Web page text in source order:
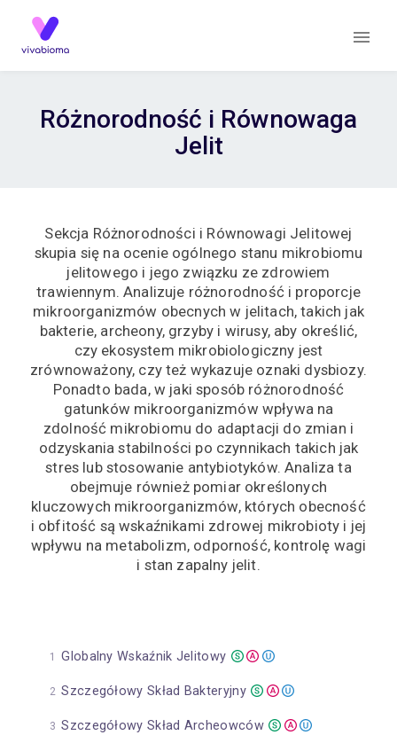
Różnorodność i Równowaga
Jelit
Sekcja Różnorodności i Równowagi Jelitowej
skupia się na ocenie ogólnego stanu mikrobiomu
jelitowego i jego związku ze zdrowiem
trawiennym. Analizuje różnorodność i proporcje
mikroorganizmów obecnych w jelitach, takich jak
bakterie, archeony, grzyby i wirusy, aby określić,
czy ekosystem mikrobiologiczny jest
zrównoważony, czy też wykazuje oznaki dysbiozy.
Ponadto bada, w jaki sposób różnorodność
gatunków mikroorganizmów wpływa na
zdolność mikrobiomu do adaptacji do zmian i
odzyskania stabilności po czynnikach takich jak
stres lub stosowanie antybiotyków. Analiza ta
obejmuje również pomiar określonych
kluczowych mikroorganizmów, których obecność
i obfitość są wskaźnikami zdrowej mikrobioty i jej
wpływu na metabolizm, odporność, kontrolę wagi
i stan zapalny jelit.
Globalny Wskaźnik Jelitowy
Szczegółowy Skład Bakteryjny
Szczegółowy Skład Archeowców